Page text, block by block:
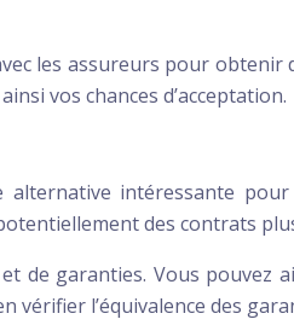
les assureurs pour
vos chances d’acceptation.
intéressante
des contrats
de garanties. Vous
l’équivalence des